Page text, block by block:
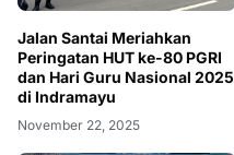
Jalan Santai Meriahkan
Peringatan HUT ke-80 PGRI
dan Hari Guru Nasional 2025
di Indramayu
November 22, 2025